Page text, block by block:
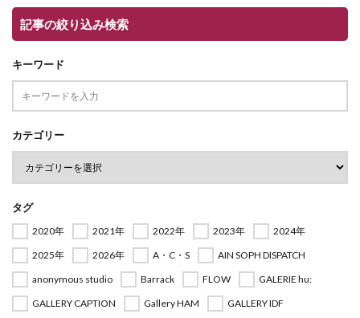
記事の絞り込み検索
キーワード
カテゴリー
タグ
2020年 2021年 2022年 2023年
2024年
2025年
2026年 A・C・S
AIN SOPH DISPATCH
anonymous studio
Barrack FLOW
GALERIE hu:
GALLERY CAPTION
Gallery HAM
GALLERY IDF